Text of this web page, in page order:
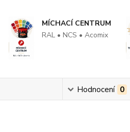
MÍCHACÍ CENTRUM
RAL • NCS • Acomix
Hodnocení 0